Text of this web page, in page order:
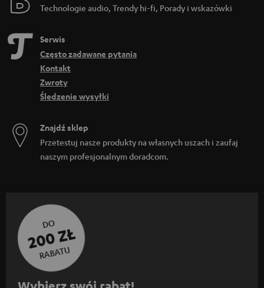
Technologie audio, Trendy hi-fi, Porady i wskazówki
Serwis
Często zadawane pytania
Kontakt
Zwroty
Śledzenie wysyłki
Znajdź sklep
Przetestuj nasze produkty na własnych uszach i zaufaj
naszym profesjonalnym doradcom.
DO
200 ZŁ
RABATU